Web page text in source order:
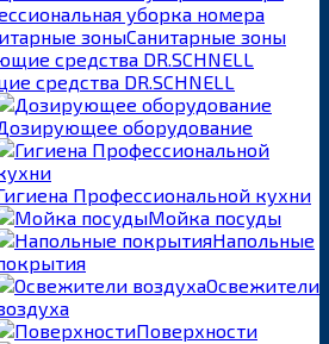
уборка номера
Санитарные зоны
средства DR.SCHNELL
оборудование
Профессиональной кухни
Мойка посуды
Напольные
Освежители
Поверхности